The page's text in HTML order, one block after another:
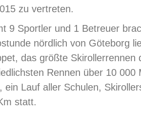
zu vertreten.
9 Sportler und 1 Betreuer
nördlich von Göteborg
das größte
Rennen über 10
ein Lauf aller Schulen,
statt.